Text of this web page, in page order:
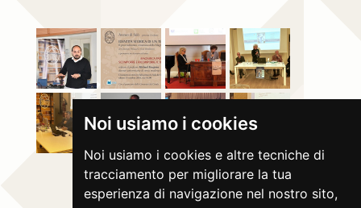
Noi usiamo i cookies
Noi usiamo i cookies e altre tecniche di
tracciamento per migliorare la tua
esperienza di navigazione nel nostro sito,